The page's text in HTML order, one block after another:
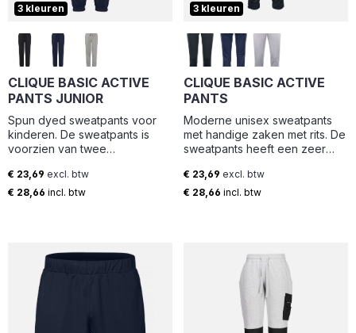
3 kleuren
CLIQUE BASIC ACTIVE
PANTS JUNIOR
Spun dyed sweatpants voor
kinderen. De sweatpants is
voorzien van twee
uiteinden aan de pijp. Maat
90/100 is niet voorzien van
Normale prijs:
€ 23,69 excl. btw
€ 28,66 incl. btw
3 kleuren
CLIQUE BASIC ACTIVE
PANTS
Moderne unisex sweatpants
met handige zaken met rits. De
sweatpants heeft een zeer
het trekkoord bij de middel en
het elastiek en de rits
waarbij minder water, stroom
en chemicaliën worden
Normale prijs:
€ 23,69 excl. btw
€ 28,66 incl. btw